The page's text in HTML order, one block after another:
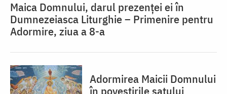
Maica Domnului, darul prezenței ei în
Dumnezeiasca Liturghie – Primenire pentru
Adormire, ziua a 8-a
Adormirea Maicii Domnului
în povestirile satului